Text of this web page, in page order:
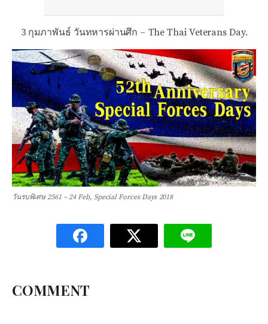
3 กุมภาพันธ์ วันทหารผ่านศึก – The Thai Veterans Day.
วันรบพิเศษ 2561 – 24 Feb, Special Forces Days 2018
COMMENT